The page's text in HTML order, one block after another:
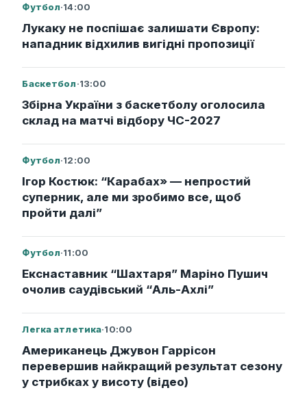
Футбол·14:00
Лукаку не поспішає залишати Європу:
нападник відхилив вигідні пропозиції
Баскетбол·13:00
Збірна України з баскетболу оголосила
склад на матчі відбору ЧС-2027
Футбол·12:00
Ігор Костюк: “Карабах» — непростий
суперник, але ми зробимо все, щоб
пройти далі”
Футбол·11:00
Екснаставник “Шахтаря” Маріно Пушич
очолив саудівський “Аль-Ахлі”
Легка атлетика·10:00
Американець Джувон Гаррісон
перевершив найкращий результат сезону
у стрибках у висоту (відео)